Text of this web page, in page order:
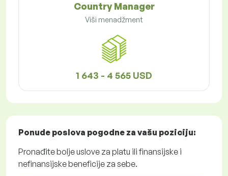
Country Manager
Viši menadžment
1 643 - 4 565 USD
Ponude poslova pogodne za vašu poziciju:
Pronađite bolje uslove za platu ili finansijske i
nefinansijske beneficije za sebe.